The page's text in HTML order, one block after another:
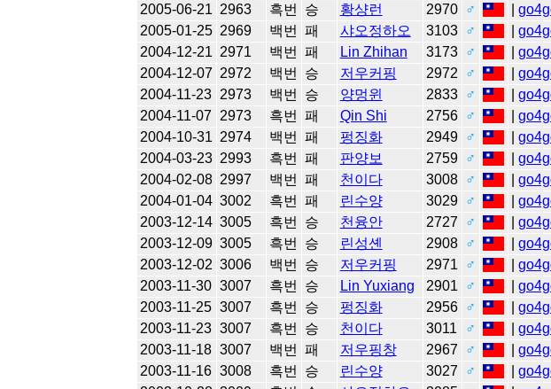
2005-06-21 2963 흑번 승 황샹런 2970 ♂
2005-01-25 2969 백번 패 샤오정하오 3103 ♂
2004-12-21 2971 백번 패 Lin Zhihan 3173 ♂
2004-12-07 2972 백번 승 저우커핑 2972 ♂
2004-11-23
2973 백번 승 양멍윈 2833 ♂
2004-11-07
2973 흑번 패 Qin Shi 2756 ♂
2004-10-31 2974 백번 패 펑징화 2949 ♂
2004-03-23 2993 흑번 패 판양보 2759 ♂
2004-02-08 2997 백번 패 천이다 3008 ♂
2004-01-04 3002 흑번 패 린수양 3029 ♂
2003-12-14 3005 흑번 승 천융안 2727 ♂
2003-12-09 3005 흑번 승 린성셴 2908 ♂
2003-12-02 3006 백번 승 저우커핑 2971 ♂
2003-11-30 3007 흑번 승 Lin Yuxiang 2901 ♂
2003-11-25 3007 흑번 승 펑징화 2956 ♂
2003-11-23 3007 흑번 승 천이다 3011 ♂
2003-11-18 3007 백번 패 저우핑창 2967 ♂
2003-11-16 3008 흑번 승 린수양 3027 ♂